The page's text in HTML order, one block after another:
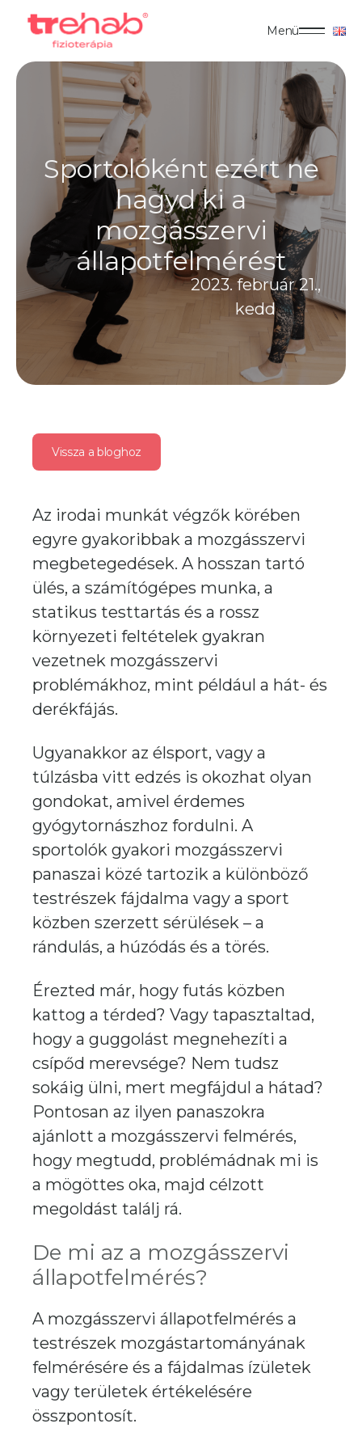
Menü
2023. február 21.,
kedd
Sportolóként ezért ne
hagyd ki a
mozgásszervi
állapotfelmérést
Vissza a bloghoz
Az irodai munkát végzők körében
egyre gyakoribbak a mozgásszervi
megbetegedések. A hosszan tartó
ülés, a számítógépes munka, a
statikus testtartás és a rossz
környezeti feltételek gyakran
vezetnek mozgásszervi
problémákhoz, mint például a hát- és
derékfájás.
Ugyanakkor az élsport, vagy a
túlzásba vitt edzés is okozhat olyan
gondokat, amivel érdemes
gyógytornászhoz fordulni. A
sportolók gyakori mozgásszervi
panaszai közé tartozik a különböző
testrészek fájdalma vagy a sport
közben szerzett sérülések – a
rándulás, a húzódás és a törés.
Érezted már, hogy futás közben
kattog a térded? Vagy tapasztaltad,
hogy a guggolást megnehezíti a
csípőd merevsége? Nem tudsz
sokáig ülni, mert megfájdul a hátad?
Pontosan az ilyen panaszokra
ajánlott a mozgásszervi felmérés,
hogy megtudd, problémádnak mi is
a mögöttes oka, majd célzott
megoldást találj rá.
De mi az a mozgásszervi
állapotfelmérés?
A mozgásszervi állapotfelmérés a
testrészek mozgástartományának
felmérésére és a fájdalmas ízületek
vagy területek értékelésére
összpontosít.